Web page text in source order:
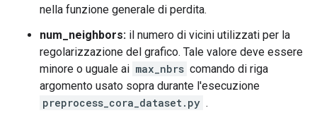
nella funzione generale di perdita.
num_neighbors: il numero di vicini utilizzati per la
regolarizzazione del grafico. Tale valore deve essere
minore o uguale ai max_nbrs comando di riga
argomento usato sopra durante l'esecuzione
preprocess_cora_dataset.py .